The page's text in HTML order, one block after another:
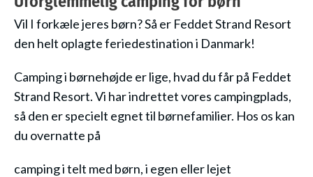
Vil I forkæle jeres børn? Så er Feddet Strand Resort
den helt oplagte feriedestination i Danmark!
Camping i børnehøjde er lige, hvad du får på Feddet
Strand Resort. Vi har indrettet vores campingplads,
så den er specielt egnet til børnefamilier. Hos os kan
du overnatte på
camping i telt med børn, i egen eller lejet